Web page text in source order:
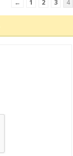
← 1 2 3 4